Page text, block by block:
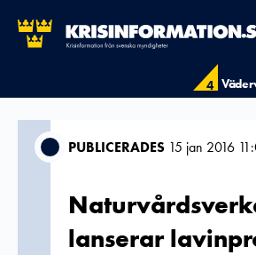
4
PUBLICERADES 15 jan 2016
lanserar